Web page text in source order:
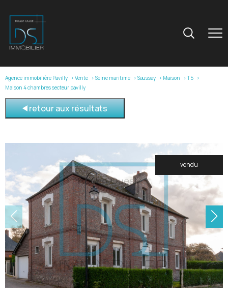
Agence immobilière Pavilly Vente Seine maritime Saussay Maison
T5
Maison 4 chambres secteur pavilly
retour aux résultats
vendu